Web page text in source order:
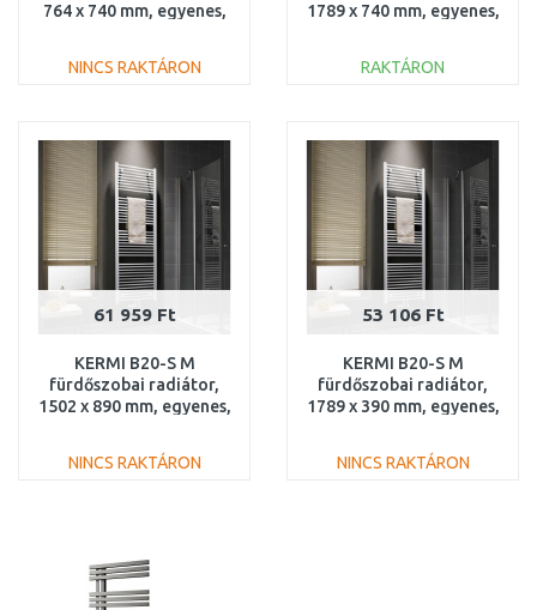
764 x 740 mm, egyenes,
LS01M0800752XXK
NINCS RAKTÁRON
Összehasonlítás
1789 x 740 mm, egyenes,
LS01M1800752XXK
SÉRÜLT
RAKTÁRON
Összehasonlítás
61 959 Ft
KERMI B20-S M
fürdőszobai radiátor,
1502 x 890 mm, egyenes,
LS01M1500902XXK
NINCS RAKTÁRON
53 106 Ft
KERMI B20-S M
fürdőszobai radiátor,
1789 x 390 mm, egyenes,
LS01M1800402XXK
NINCS RAKTÁRON